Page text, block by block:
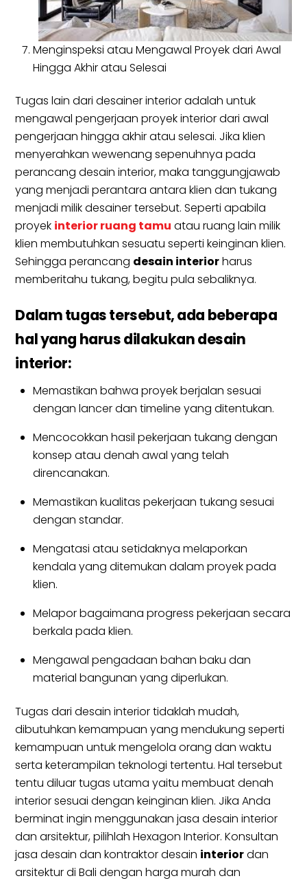
Menginspeksi atau Mengawal Proyek dari Awal
Hingga Akhir atau Selesai
Tugas lain dari desainer interior adalah untuk
mengawal pengerjaan proyek interior dari awal
pengerjaan hingga akhir atau selesai. Jika klien
menyerahkan wewenang sepenuhnya pada
perancang desain interior, maka tanggungjawab
yang menjadi perantara antara klien dan tukang
menjadi milik desainer tersebut. Seperti apabila
proyek interior ruang tamu atau ruang lain milik
klien membutuhkan sesuatu seperti keinginan klien.
Sehingga perancang desain interiorharus
memberitahu tukang, begitu pula sebaliknya.
Dalam tugas tersebut, ada beberapa
hal yang harus dilakukan desain
interior:
Memastikan bahwa proyek berjalan sesuai
dengan lancer dan timeline yang ditentukan.
Mencocokkan hasil pekerjaan tukang dengan
konsep atau denah awal yang telah
direncanakan.
Memastikan kualitas pekerjaan tukang sesuai
dengan standar.
Mengatasi atau setidaknya melaporkan
kendala yang ditemukan dalam proyek pada
klien.
Melapor bagaimana progress pekerjaan secara
berkala pada klien.
Mengawal pengadaan bahan baku dan
material bangunan yang diperlukan.
Tugas dari desain interior tidaklah mudah,
dibutuhkan kemampuan yang mendukung seperti
kemampuan untuk mengelola orang dan waktu
serta keterampilan teknologi tertentu. Hal tersebut
tentu diluar tugas utama yaitu membuat denah
interior sesuai dengan keinginan klien. Jika Anda
berminat ingin menggunakan jasa desain interior
dan arsitektur, pilihlah Hexagon Interior. Konsultan
jasa desain dan kontraktor desain interiordan
arsitektur di Bali dengan harga murah dan